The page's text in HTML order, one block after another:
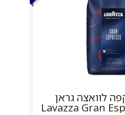
לוואצה גראן